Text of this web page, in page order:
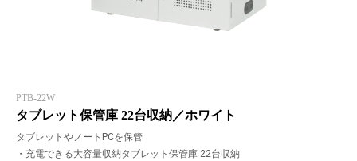
PTB-22W
タブレット保管庫 22台収納／ホワイト
タブレットやノートPCを保管
・充電できる大容量収納タブレット保管庫 22台収納